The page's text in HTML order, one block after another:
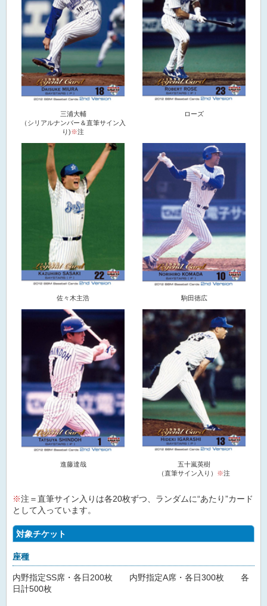
三浦大輔
（シリアルナンバー＆直筆サイン入
り)※注
ローズ
佐々木主浩 駒田徳広
進藤達哉
五十嵐英樹
（直筆サイン入り） ※注
※注＝直筆サイン入りは各20枚ずつ、ランダムに“あたり”カード
として入っています。
対象チケット
座種
内野指定SS席・各日200枚 内野指定A席・各日300枚 各
日計500枚